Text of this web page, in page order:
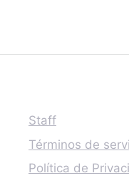
Staff
Términos de
Política de